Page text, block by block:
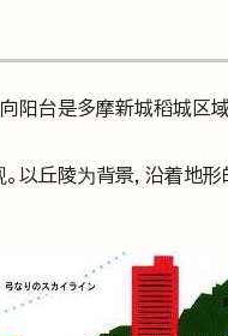
阳台是多摩新城稻城区
丘陵为背景，沿着地